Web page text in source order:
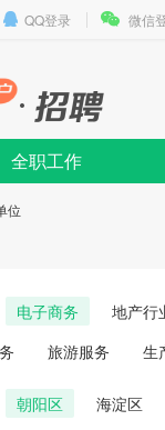
QQ登录 微信
全职工作
位
电子商务 地产行
旅游服务 生
朝阳区 海淀区